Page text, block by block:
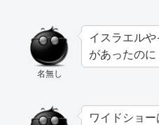
名無し
イスラエル
があったのに
ワイドショ